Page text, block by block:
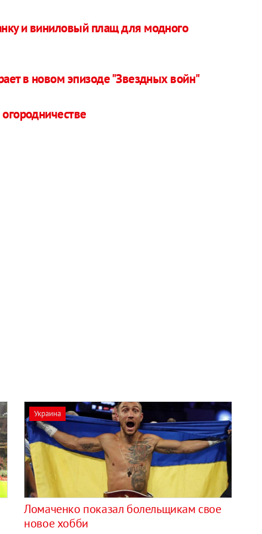
и виниловый плащ для модного
в новом эпизоде "Звездных войн"
Украина
Ломаченко показал болельщикам свое
новое хобби